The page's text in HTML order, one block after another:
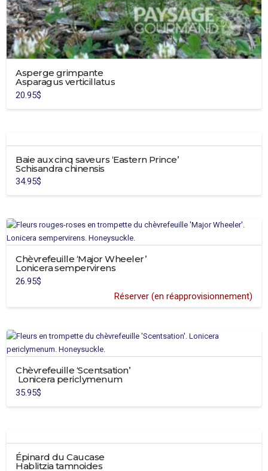
Asperge grimpante
Asparagus verticillatus
20.95$
Baie aux cinq saveurs ‘Eastern Prince’
Schisandra chinensis
34.95$
Chèvrefeuille ‘Major Wheeler’
Lonicera sempervirens
26.95$
Réserver (en réapprovisionnement)
a
variations.
Les
options
peuvent
être
page
Chèvrefeuille ‘Scentsation’
Lonicera periclymenum
35.95$
Épinard du Caucase
Hablitzia tamnoides